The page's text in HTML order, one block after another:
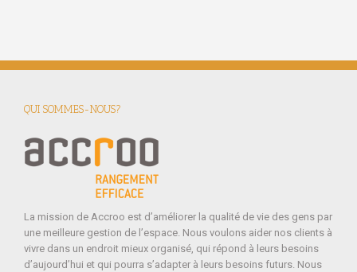
QUI SOMMES-NOUS?
La mission de Accroo est d’améliorer la qualité de vie des gens par
une meilleure gestion de l’espace. Nous voulons aider nos clients à
vivre dans un endroit mieux organisé, qui répond à leurs besoins
d’aujourd’hui et qui pourra s’adapter à leurs besoins futurs. Nous